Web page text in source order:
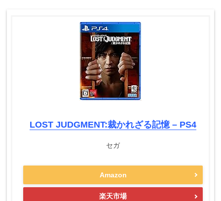
LOST JUDGMENT:裁かれざる記憶 – PS4
セガ
Amazon
楽天市場